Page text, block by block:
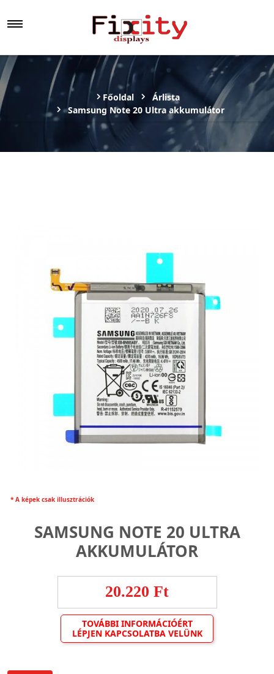
Főoldal
Árlista
Samsung Note 20 Ultra akkumulátor
* A képek csak illusztrációk
SAMSUNG NOTE 20 ULTRA
AKKUMULÁTOR
20.220 Ft
TOVÁBBI INFORMÁCIÓÉRT
LÉPJEN KAPCSOLATBA VELÜNK